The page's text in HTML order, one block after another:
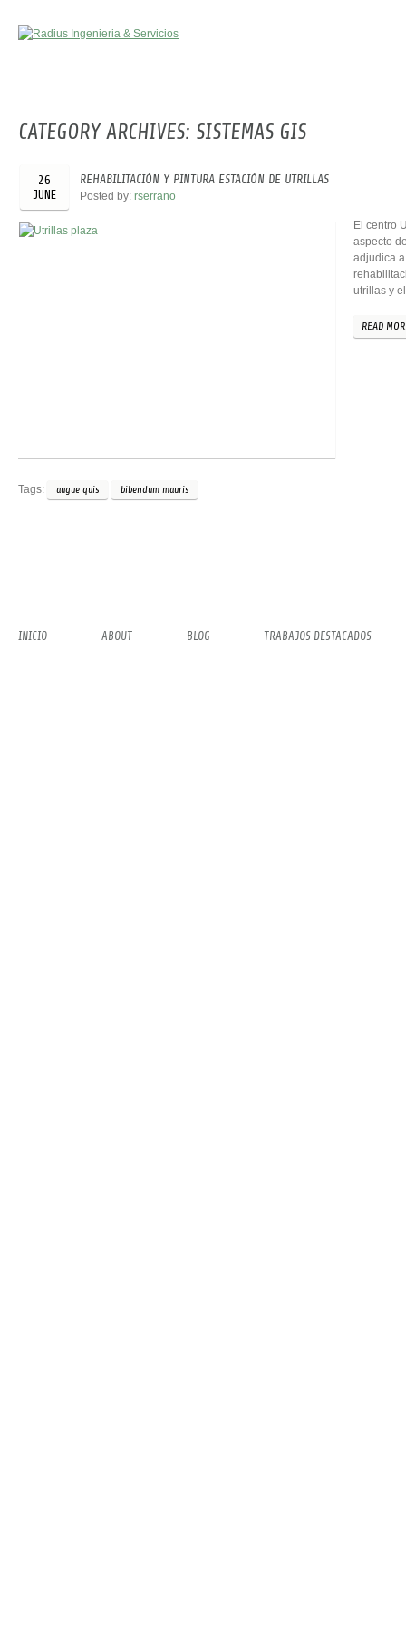
CATEGORY ARCHIVES: SISTEMAS GIS
26
JUNE
REHABILITACIÓN Y PINTURA ESTACIÓN DE UTRILLAS
Posted by: rserrano
El centro
aspecto
adjudica
utrillas y
READ
Tags: augue quis bibendum mauris
INICIO ABOUT BLOG TRABAJOS DESTACADOS